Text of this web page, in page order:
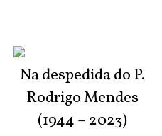
Na despedida do P.
Rodrigo Mendes
(1944 – 2023)